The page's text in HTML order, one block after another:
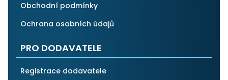
Obchodní podmínky
Ochrana osobních údajů
PRO DODAVATELE
Registrace dodavatele